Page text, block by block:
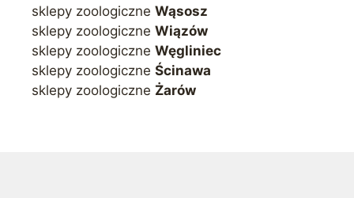
sklepy zoologiczne Wąsosz
sklepy zoologiczne Wiązów
sklepy zoologiczne Węgliniec
sklepy zoologiczne Ścinawa
sklepy zoologiczne Żarów